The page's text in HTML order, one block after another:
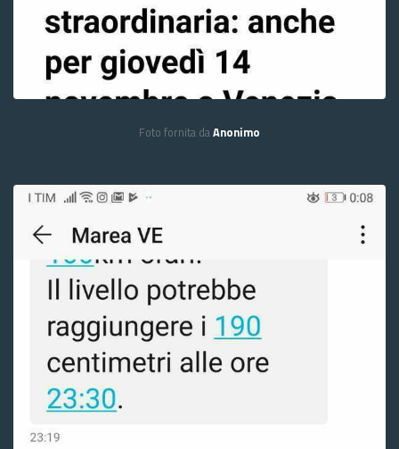
Foto fornita daAnonimo